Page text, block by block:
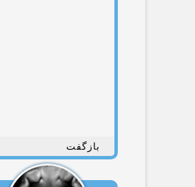
بازگفت